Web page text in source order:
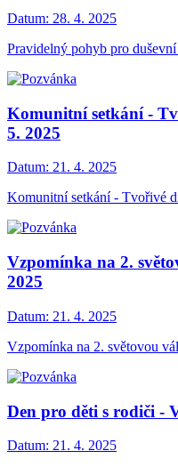
Datum: 28. 4. 2025
Pravidelný pohyb pro
Komunitní setkání -
5. 2025
Datum: 21. 4. 2025
Komunitní setkání - Tvořivé
Vzpomínka na 2.
2025
Datum: 21. 4. 2025
Vzpomínka na 2. světovou
Den pro děti s rodiči -
Datum: 21. 4. 2025